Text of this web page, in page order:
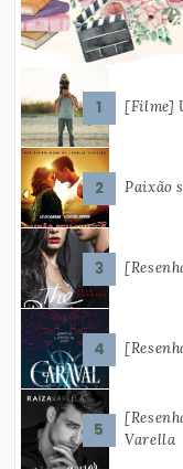
[Filme]
Paixão
Varella